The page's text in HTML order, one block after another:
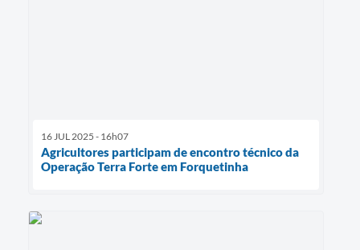
16 JUL 2025 - 16h07
Agricultores participam de encontro técnico da
Operação Terra Forte em Forquetinha